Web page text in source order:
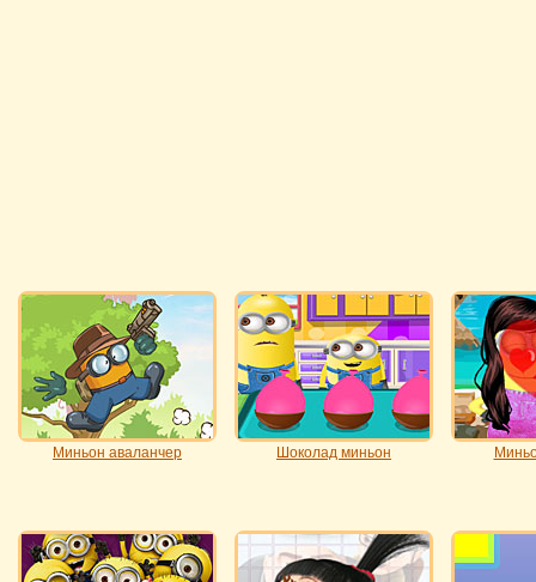
Миньон аваланчер Шоколад миньон